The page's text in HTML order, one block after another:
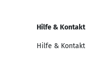
Hilfe & Kontakt
Hilfe & Kontakt